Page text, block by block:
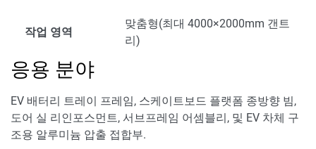
작업 영역
맞춤형(최대 4000×2000mm 갠트
리)
응용 분야
EV 배터리 트레이 프레임, 스케이트보드 플랫폼 종방향 빔,
도어 실 리인포스먼트, 서브프레임 어셈블리, 및 EV 차체 구
조용 알루미늄 압출 접합부.